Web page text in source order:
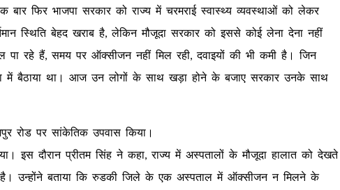
बार फिर भाजपा सरकार को राज्य में चरमराई स्वास्थ्य व्यवस्थाओं को लेकर
स्थिति बेहद खराब है, लेकिन मौजूदा सरकार को इससे कोई लेना देना नहीं
पा रहे हैं, समय पर ऑक्सीजन नहीं मिल रही, दवाइयों की भी कमी है। जिन
में बैठाया था। आज उन लोगों के साथ खड़ा होने के बजाए सरकार उनके साथ
रोड पर सांकेतिक उपवास किया।
इस दौरान प्रीतम सिंह ने कहा, राज्य में अस्पतालों के मौजूदा हालात को देखते
उन्होंने बताया कि रुडकी जिले के एक अस्पताल में ऑक्सीजन न मिलने के